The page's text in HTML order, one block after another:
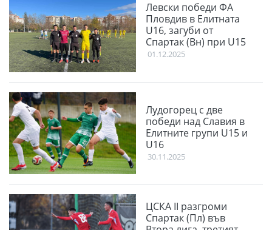
Левски победи ФА
Пловдив в Елитната
U16, загуби от
Спартак (Вн) при U15
01.12.2025
Лудогорец с две
победи над Славия в
Елитните групи U15 и
U16
30.11.2025
ЦСКА II разгроми
Спартак (Пл) във